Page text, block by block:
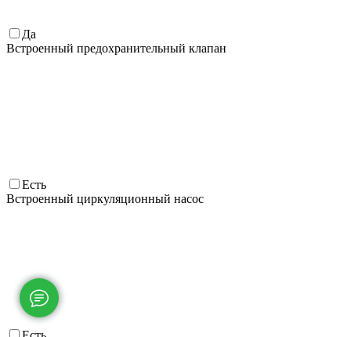
Да
Встроенный предохранительный клапан
Есть
Встроенный циркуляционный насос